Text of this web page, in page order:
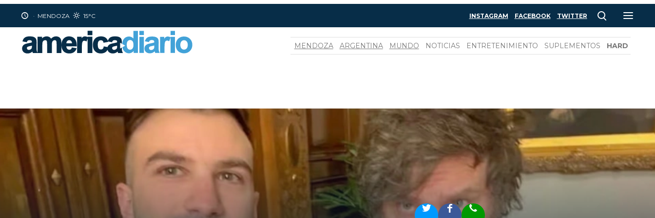
· MENDOZA 15°C INSTAGRAM FACEBOOK TWITTER
MENDOZA ARGENTINA MUNDO NOTICIAS ENTRETENIMIENTO SUPLEMENTOS HARD